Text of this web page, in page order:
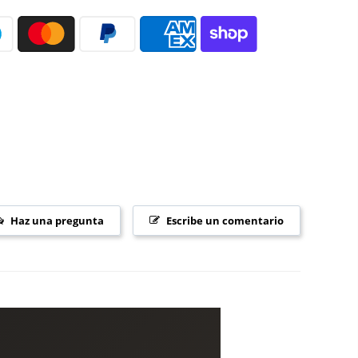
— restaura elasticidad y protege frente a agresiones
en 500ml.
y retira el exceso de humedad con toalla (húmedo, sin
el grado de deshidratación y aclara abundantemente.
porosos, apura el tiempo de exposición a los 5
Escribe un comentario
Haz una pregunta